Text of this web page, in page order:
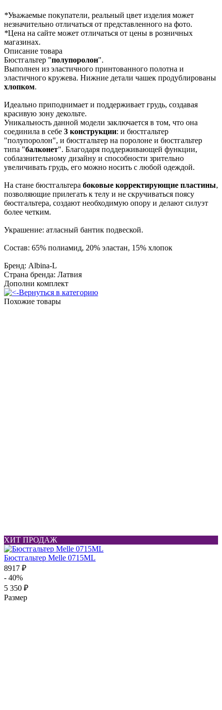
*Уважаемые покупатели, реальный цвет изделия может
незначительно отличаться от представленного на фото.
*Цена на сайте может отличаться от цены в розничных
магазинах.
Описание товара
Бюстгальтер "полупоролон".
Выполнен из эластичного принтованного полотна и
эластичного кружева. Нижние детали чашек продублированы
хлопком.
Идеально приподнимает и поддерживает грудь, создавая
красивую зону декольте.
Уникальность данной модели заключается в том, что она
соединила в себе 3 конструкции: и бюстгальтер
"полупоролон", и бюстгальтер на поролоне и бюстгальтер
типа "балконет". Благодаря поддерживающей функции,
соблазнительному дизайну и способности зрительно
увеличивать грудь, его можно носить с любой одеждой.
На стане бюстгальтера боковые корректирующие пластины,
позволяющие прилегать к телу и не скручиваться поясу
бюстгальтера, создают необходимую опору и делают силуэт
более четким.
Украшение: атласный бантик подвеской.
Состав: 65% полиамид, 20% эластан, 15% хлопок
Бренд: Albina-L
Страна бренда: Латвия
Дополни комплект
Вернуться в категорию
Похожие товары
ХИТ ПРОДАЖ
Бюстгальтер Melle 0715ML
8917 ₽
- 40%
5 350 ₽
Размер